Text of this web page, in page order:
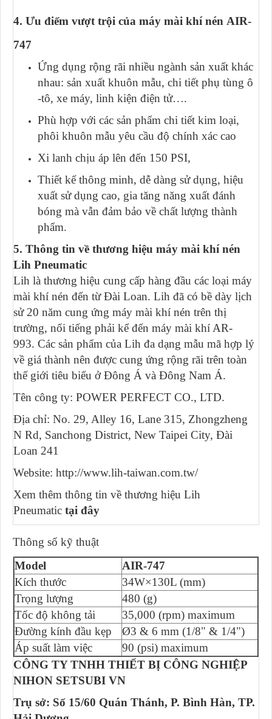
4. Ưu điểm vượt trội của máy mài khí nén AIR-
747
Ứng dụng rộng rãi nhiều ngành sản xuất khác
nhau: sản xuất khuôn mẫu, chi tiết phụ tùng ô
-tô, xe máy, linh kiện điện tử….
Phù hợp với các sản phẩm chi tiết kim loại,
phôi khuôn mẫu yêu cầu độ chính xác cao
Xi lanh chịu áp lên đến 150 PSI,
Thiết kế thông minh, dễ dàng sử dụng, hiệu
xuất sử dụng cao, gia tăng năng xuất đánh
bóng mà vẫn đảm bảo về chất lượng thành
phẩm.
5. Thông tin về thương hiệu máy mài khí nén
Lih Pneumatic
Lih là thương hiệu cung cấp hàng đầu các loại máy
mài khí nén đến từ Đài Loan. Lih đã có bề dày lịch
sử 20 năm cung ứng máy mài khí nén trên thị
trường, nổi tiếng phải kể đến máy mài khí AR-
993. Các sản phẩm của Lih đa dạng mẫu mã hợp lý
về giá thành nên được cung ứng rộng rãi trên toàn
thế giới tiêu biểu ở Đông Á và Đông Nam Á.
Tên công ty: POWER PERFECT CO., LTD.
Địa chỉ: No. 29, Alley 16, Lane 315, Zhongzheng
N Rd, Sanchong District, New Taipei City, Đài
Loan 241
Website: http://www.lih-taiwan.com.tw/
Xem thêm thông tin về thương hiệu Lih
Pneumatic tại đây
Thông số kỹ thuật
Model
AIR-747
Kích thước
34W×130L (mm)
Trọng lượng
480 (g)
Tốc độ không tải
35,000 (rpm) maximum
Đường kính đầu kẹp
Ø3 & 6 mm (1/8" & 1/4")
Áp suất làm việc
90 (psi) maximum
CÔNG TY TNHH THIẾT BỊ CÔNG NGHIỆP
NIHON SETSUBI VN
Trụ sở: Số 15/60 Quán Thánh, P. Bình Hàn, TP.